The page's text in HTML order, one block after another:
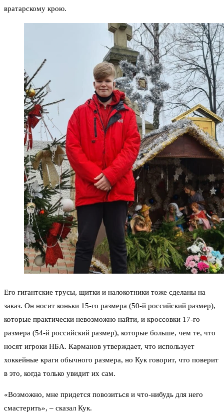
вратарскому крою.
Его гигантские трусы, щитки и налокотники тоже сделаны на
заказ. Он носит коньки 15-го размера (50-й российский размер),
которые практически невозможно найти, и кроссовки 17-го
размера (54-й российский размер), которые больше, чем те, что
носят игроки НБА. Карманов утверждает, что использует
хоккейные краги обычного размера, но Кук говорит, что поверит
в это, когда только увидит их сам.
«Возможно, мне придется повозиться и что-нибудь для него
смастерить», – сказал Кук.